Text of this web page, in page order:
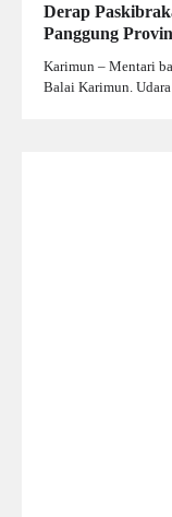
Derap
Panggung
Karimun – Mentari
Balai Karimun.